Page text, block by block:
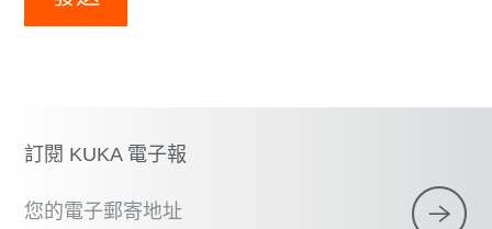
訂閱 KUKA 電子報
您的電子郵寄地址